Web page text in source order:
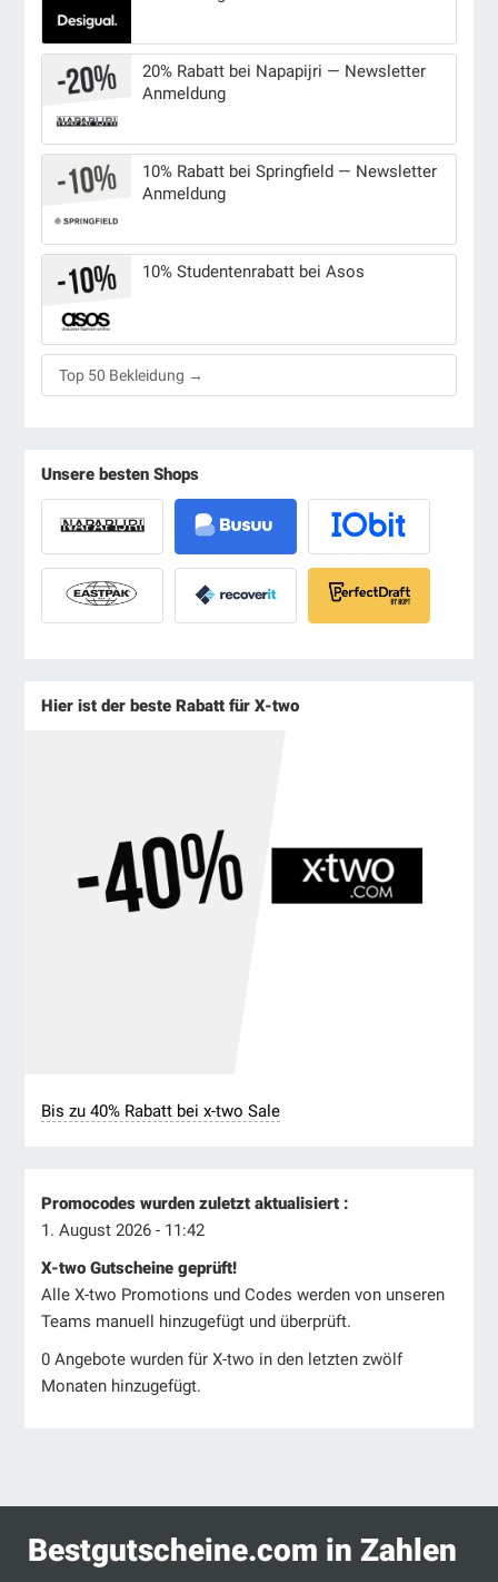
20% Rabatt bei Napapijri — Newsletter
Anmeldung
10% Rabatt bei Springfield — Newsletter
Anmeldung
10% Studentenrabatt bei Asos
Top 50 Bekleidung →
Unsere besten Shops
Hier ist der beste Rabatt für X-two
Bis zu 40% Rabatt bei x-two Sale
Promocodes wurden zuletzt aktualisiert :
1. August 2026 - 11:42
X-two Gutscheine geprüft!
Alle X-two Promotions und Codes werden von unseren
Teams manuell hinzugefügt und überprüft.
0 Angebote wurden für X-two in den letzten zwölf
Monaten hinzugefügt.
Bestgutscheine.com in Zahlen